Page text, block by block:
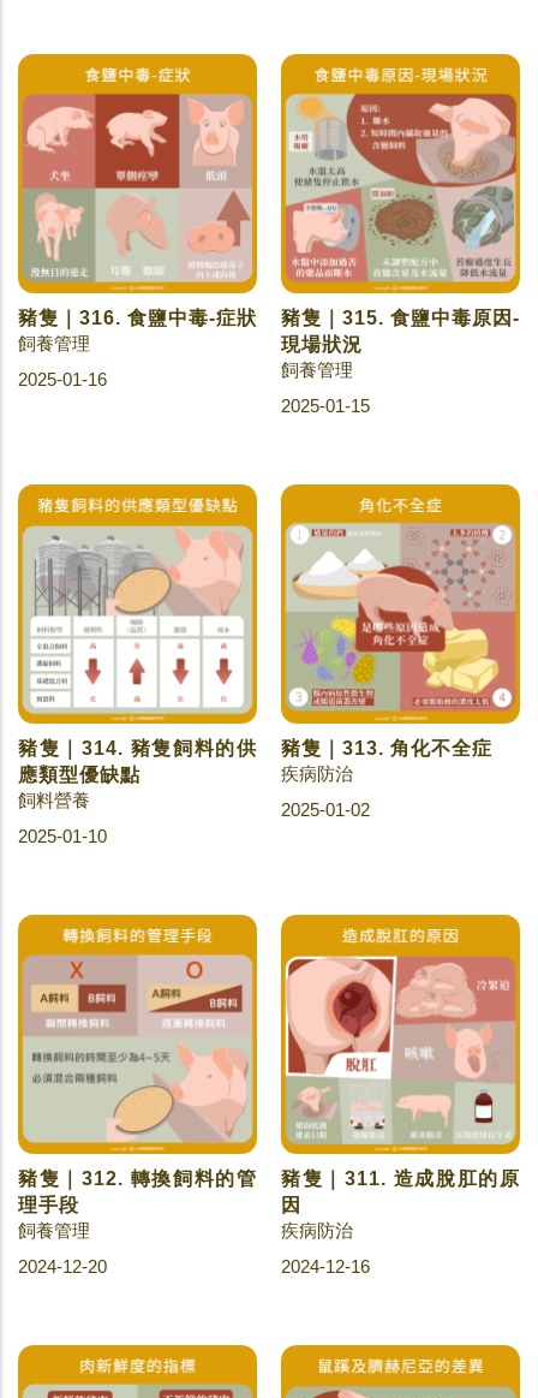
豬隻｜316. 食鹽中毒-症狀
飼養管理
2025-01-16
豬隻｜315. 食鹽中毒原因-
現場狀況
飼養管理
2025-01-15
豬隻｜314. 豬隻飼料的供
應類型優缺點
飼料營養
2025-01-10
豬隻｜313. 角化不全症
疾病防治
2025-01-02
豬隻｜312. 轉換飼料的管
理手段
飼養管理
2024-12-20
豬隻｜311. 造成脫肛的原
因
疾病防治
2024-12-16